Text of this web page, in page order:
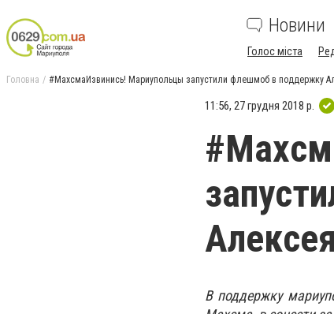
Новини
Голос міста
Головна #МахсмаИзвинись! Мариупольцы запустили флешмоб в поддержку
11:56, 27 грудня 2018 р.
В поддержку